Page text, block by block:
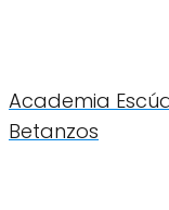
Academia
Betanzos